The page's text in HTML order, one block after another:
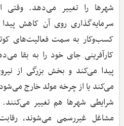
شهرها را تغییر می‌دهد. وقتی
سرمایه‌گذاری روی آن کاهش
کسب‌وکار به سمت فعالیت‌های
کارآفرینی جای خود را به بقا
پیدا می‌کند و بخش بزرگی از
می‌کند یا از چرخه مولد خارج
شرایطی شهرها هم تغییر
مشاغل غیررسمی می‌شوند،